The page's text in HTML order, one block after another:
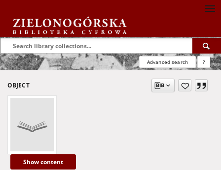
Advanced search ?
OBJECT
Show content